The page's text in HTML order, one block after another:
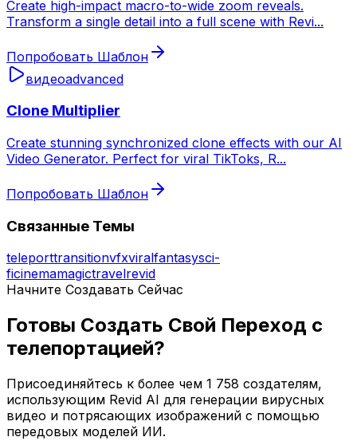
Create high-impact macro-to-wide zoom reveals.
Transform a single detail into a full scene with Revi...
Попробовать Шаблон
видеоadvanced
Clone Multiplier
Create stunning synchronized clone effects with our AI
Video Generator. Perfect for viral TikToks, R...
Попробовать Шаблон
Связанные Темы
teleporttransitionvfxviralfantasysci-
ficinemamagictravelrevid
Начните Создавать Сейчас
Готовы Создать Свой Переход с
телепортацией?
Присоединяйтесь к более чем 1 758 создателям,
использующим Revid AI для генерации вирусных
видео и потрясающих изображений с помощью
передовых моделей ИИ.